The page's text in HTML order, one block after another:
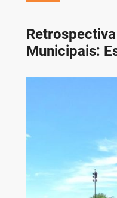
Municipais: